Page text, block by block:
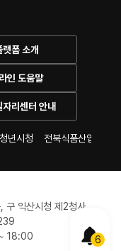
랫폼 소개
인 도움말
자리센터 안내
년시청 전북식품산업일자
구 익산시청 제2청사
18:00
6